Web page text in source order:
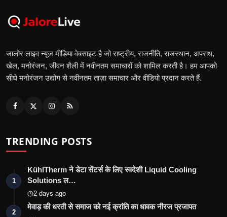
जालोर लाइव न्यूज मीडिया वेबसाइट है जो राष्ट्रीय, राजनीति, राजस्थान, अपराध,
खेल, मनोरंजन, जीवन शैली में नवीनतम समाचारों को शामिल करती है। हम आपको
सीधे मनोरंजन उद्योग से नवीनतम ताज़ा समाचार और वीडियो प्रदान करते हैं.
TRENDING POSTS
1
KühlTherm ने डेटा सेंटर्स के लिए स्वदेशी Liquid Cooling
Solutions ल…
2 days ago
2
मेवाड़ की धरती से समाज को नई क्रांति का धावक नीरज प्रजापत